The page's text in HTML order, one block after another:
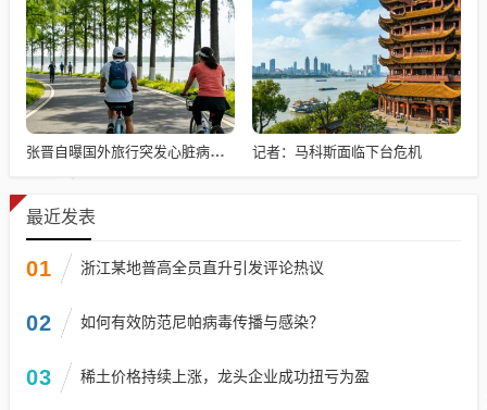
张晋自曝国外旅行突发心脏病险丧命 记者：马科斯面临下台危机
最近发表
01 浙江某地普高全员直升引发评论热议
02 如何有效防范尼帕病毒传播与感染？
03 稀土价格持续上涨，龙头企业成功扭亏为盈